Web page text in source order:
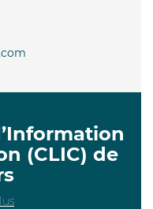
(CLIC) de